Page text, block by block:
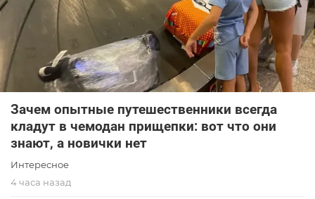
Зачем опытные путешественники всегда
кладут в чемодан прищепки: вот что они
знают, а новички нет
Интересное
4 часа назад